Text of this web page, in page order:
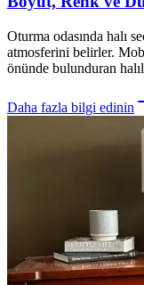
Oturma odasında halı
atmosferini belirler.
önünde bulunduran
Daha fazla bilgi edinin